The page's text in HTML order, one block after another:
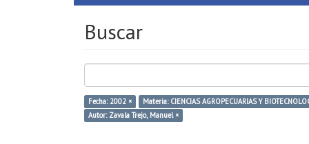
Buscar
Fecha: 2002 ×
Materia: CIENCIAS AGROPECUARIAS Y
Autor: Zavala Trejo, Manuel ×